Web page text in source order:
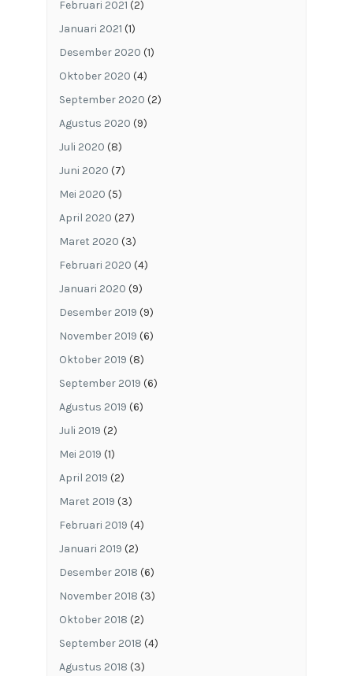
Februari 2021 (2)
Januari 2021 (1)
Desember 2020 (1)
Oktober 2020 (4)
September 2020 (2)
Agustus 2020 (9)
Juli 2020 (8)
Juni 2020 (7)
Mei 2020 (5)
April 2020 (27)
Maret 2020 (3)
Februari 2020 (4)
Januari 2020 (9)
Desember 2019 (9)
November 2019 (6)
Oktober 2019 (8)
September 2019 (6)
Agustus 2019 (6)
Juli 2019 (2)
Mei 2019 (1)
April 2019 (2)
Maret 2019 (3)
Februari 2019 (4)
Januari 2019 (2)
Desember 2018 (6)
November 2018 (3)
Oktober 2018 (2)
September 2018 (4)
Agustus 2018 (3)